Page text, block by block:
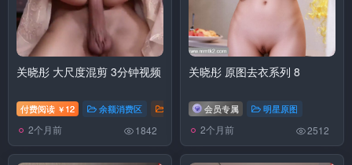
关晓彤 大尺度混剪 3分钟视频
付费阅读 ￥ 12 余额消费区 明星视频
2个月前 1842
关晓彤 原图去衣系列 8
会员专属 明星原图
2个月前 2512